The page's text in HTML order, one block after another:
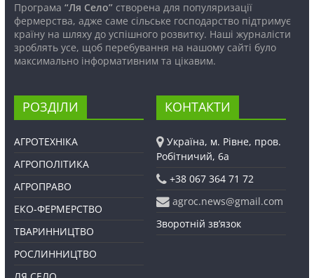
Програма “Ля Село”створена для популяризації
фермерства, адже саме сільське господарство підтримує
країну на шляху до успішного розвитку. Наші журналісти
зроблять усе, щоб перебування на нашому сайті було
максимально інформативним та цікавим.
РОЗДІЛИ
АГРОТЕХНІКА
АГРОПОЛІТИКА
АГРОПРАВО
ЕКО-ФЕРМЕРСТВО
ТВАРИННИЦТВО
РОСЛИННИЦТВО
КОНТАКТИ
Україна, м. Рівне, пров.
Робітничий, 6а
+38 067 364 71 72
agroc.news@gmail.com
Зворотній зв’язок